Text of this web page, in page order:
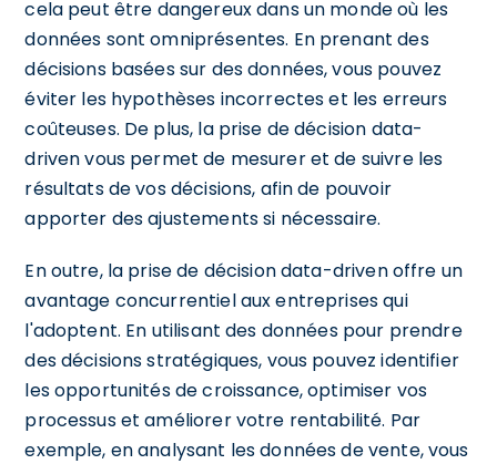
cela peut être dangereux dans un monde où les
données sont omniprésentes. En prenant des
décisions basées sur des données, vous pouvez
éviter les hypothèses incorrectes et les erreurs
coûteuses. De plus, la prise de décision data-
driven vous permet de mesurer et de suivre les
résultats de vos décisions, afin de pouvoir
apporter des ajustements si nécessaire.
En outre, la prise de décision data-driven offre un
avantage concurrentiel aux entreprises qui
l'adoptent. En utilisant des données pour prendre
des décisions stratégiques, vous pouvez identifier
les opportunités de croissance, optimiser vos
processus et améliorer votre rentabilité. Par
exemple, en analysant les données de vente, vous